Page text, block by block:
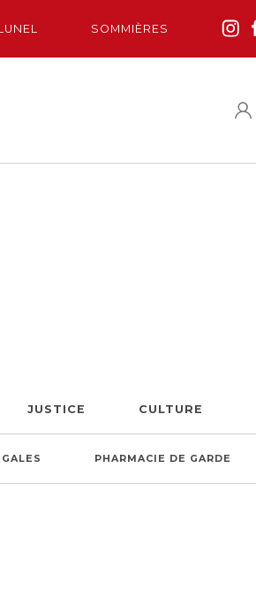
SOMMIÈRES
JUSTICE CULTURE
PHARMACIE DE GARDE